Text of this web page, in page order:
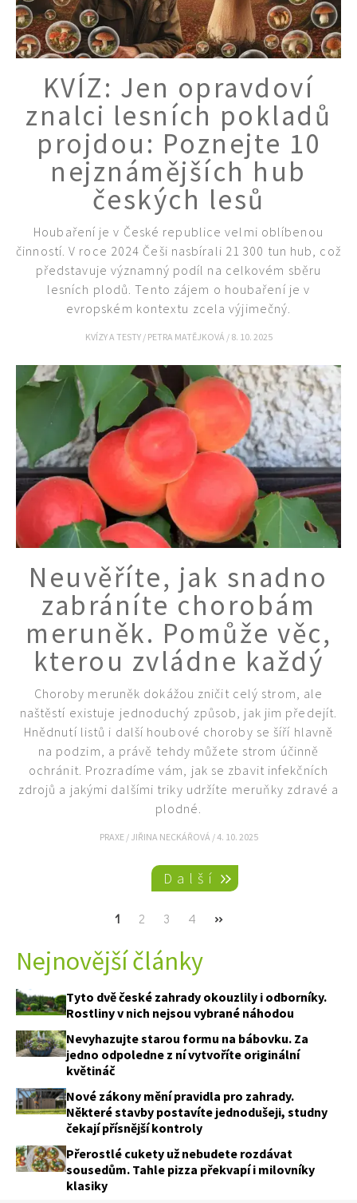
KVÍZ: Jen opravdoví
znalci lesních pokladů
projdou: Poznejte 10
nejznámějších hub
českých lesů
Houbaření je v České republice velmi oblíbenou
činností. V roce 2024 Češi nasbírali 21 300 tun hub, což
představuje významný podíl na celkovém sběru
lesních plodů. Tento zájem o houbaření je v
evropském kontextu zcela výjimečný.
KVÍZY A TESTY / PETRA MATĚJKOVÁ / 8. 10. 2025
Neuvěříte, jak snadno
zabráníte chorobám
meruněk. Pomůže věc,
kterou zvládne každý
Choroby meruněk dokážou zničit celý strom, ale
naštěstí existuje jednoduchý způsob, jak jim předejít.
Hnědnutí listů i další houbové choroby se šíří hlavně
na podzim, a právě tehdy můžete strom účinně
ochránit. Prozradíme vám, jak se zbavit infekčních
zdrojů a jakými dalšími triky udržíte meruňky zdravé a
plodné.
PRAXE / JIŘINA NECKÁŘOVÁ /4. 10. 2025
Pagination
Další
Current
1 Page
2 Page
3 Page
4
Next
››
Nejnovější články
Tyto dvě české zahrady okouzlily i odborníky.
Rostliny v nich nejsou vybrané náhodou
Nevyhazujte starou formu na bábovku. Za
jedno odpoledne z ní vytvoříte originální
květináč
Nové zákony mění pravidla pro zahrady.
Některé stavby postavíte jednodušeji, studny
čekají přísnější kontroly
Přerostlé cukety už nebudete rozdávat
sousedům. Tahle pizza překvapí i milovníky
klasiky